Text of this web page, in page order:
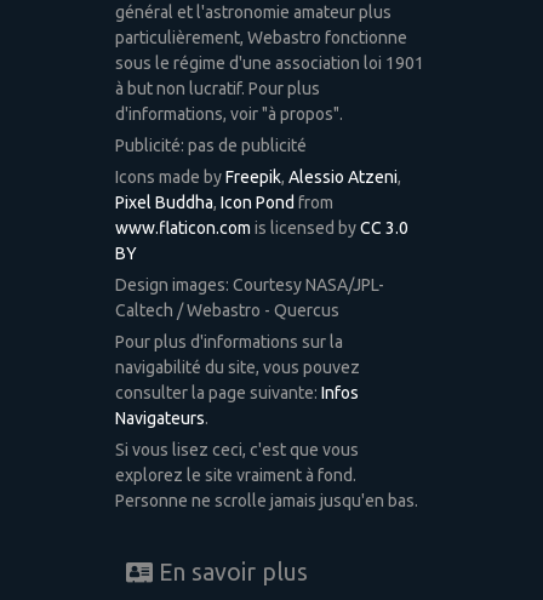
général et l'astronomie amateur plus
particulièrement, Webastro fonctionne
sous le régime d'une association loi 1901
à but non lucratif. Pour plus
d'informations, voir "à propos".
Publicité: pas de publicité
Icons made byFreepik, Alessio Atzeni,
Pixel Buddha, Icon Pond from
www.flaticon.com is licensed byCC 3.0
BY
Design images: Courtesy NASA/JPL-
Caltech / Webastro - Quercus
Pour plus d'informations sur la
navigabilité du site, vous pouvez
consulter la page suivante: Infos
Navigateurs.
Si vous lisez ceci, c'est que vous
explorez le site vraiment à fond.
Personne ne scrolle jamais jusqu'en bas.
En savoir plus